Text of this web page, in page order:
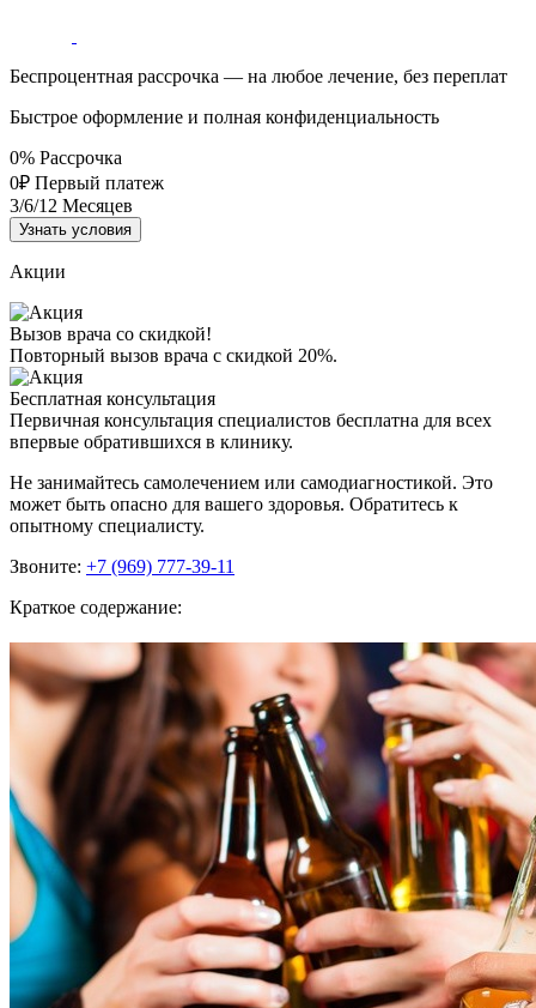
Беспроцентная рассрочка — на любое лечение, без переплат
Быстрое оформление и полная конфиденциальность
0% Рассрочка
0₽ Первый платеж
3/6/12 Месяцев
Узнать условия
Акции
Вызов врача со скидкой!
Повторный вызов врача с скидкой 20%.
Бесплатная консультация
Первичная консультация специалистов бесплатна для всех
впервые обратившихся в клинику.
Не занимайтесь самолечением или самодиагностикой. Это
может быть опасно для вашего здоровья. Обратитесь к
опытному специалисту.
Звоните: +7 (969) 777-39-11
Краткое содержание: